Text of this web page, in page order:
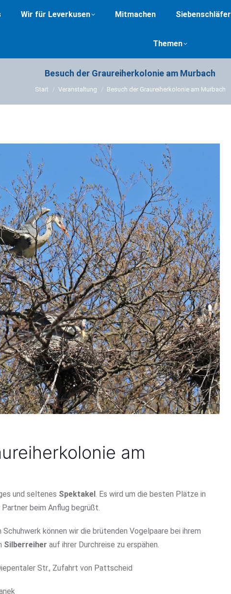
Wir für Leverkusen Mitmachen Siebenschläfer
Themen
Besuch der Graureiherkolonie am Murbach
Sie befinden sich hier:
Start Veranstaltung Besuch der Graureiherkolonie am Murbach
am
und seltenes Spektakel . Es wird um die besten Plätze in
beim Anflug begrüßt.
können wir die brütenden Vogelpaare bei ihrem
Silberreiher auf ihrer Durchreise zu erspähen.
Str., Zufahrt von Pattscheid